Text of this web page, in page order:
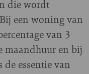
die wordt
een woning van
van 3
maandhuur en bij
essentie van